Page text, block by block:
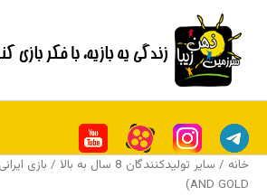
محتوا
خانه / سایر تولیدکنندگان 8 سال به بالا
AND GOLD)